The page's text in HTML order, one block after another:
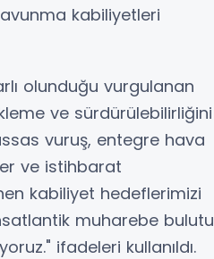
kabiliyetleri
olunduğu vurgulanan
ve sürdürülebilirliğini
vuruş, entegre hava
ve istihbarat
kabiliyet hedeflerimizi
muharebe bulutu
ifadeleri kullanıldı.